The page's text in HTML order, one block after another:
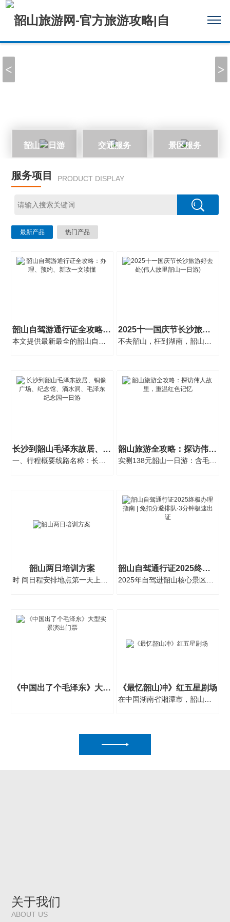
< >
韶山一日游 交通服务 景区服务
服务项目 PRODUCT DISPLAY
最新产品 热门产品
韶山自驾游通行证全攻略：办理、预约、新政一文读懂 2025十一国庆节长沙旅游好去处(伟人故里韶山一日游)
长沙到韶山毛泽东故居、铜像广场、纪念馆、滴水洞、毛泽东纪念园一日游 韶山旅游全攻略：探访伟人故里，重温红色记忆
实测138元韶山一日游：含毛泽东故居/滴水洞/花明楼3大景区，深度解析景点停留时间、隐···
韶山两日培训方案 韶山自驾通行证2025终极办理指南 | 免扣分避排队·3分钟极速出证
2025年自驾进韶山核心景区必办通行证！本文详解官方/代办双通道申请流程、所需材料、避···
《中国出了个毛泽东》大型实景演出门票 《最忆韶山冲》红五星剧场
关于我们
ABOUT US